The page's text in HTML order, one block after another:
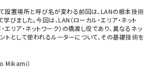
設置場所と呼び名が変わる前回は、LANの根本技術
びました。今回は、LAN（ローカル・エリア・ネット
エリア・ネットワーク）の橋渡し役であり、異なるネッ
トとして使われるルーターについて、その基礎技術を
Mikami）